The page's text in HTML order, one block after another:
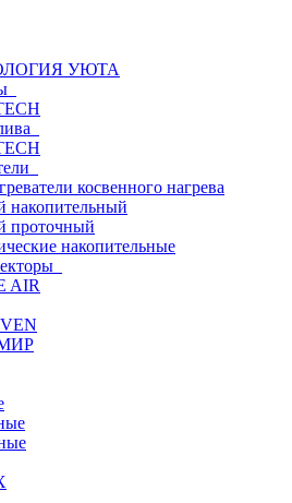
УЮТА
косвенного нагрева
накопительный
проточный
накопительные
AIR